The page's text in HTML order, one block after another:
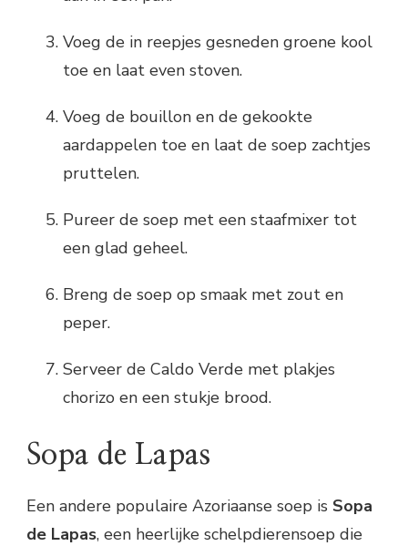
Voeg de in reepjes gesneden groene kool
toe en laat even stoven.
Voeg de bouillon en de gekookte
aardappelen toe en laat de soep zachtjes
pruttelen.
Pureer de soep met een staafmixer tot
een glad geheel.
Breng de soep op smaak met zout en
peper.
Serveer de Caldo Verde met plakjes
chorizo en een stukje brood.
Sopa de Lapas
Een andere populaire Azoriaanse soep is Sopa
de Lapas, een heerlijke schelpdierensoep die